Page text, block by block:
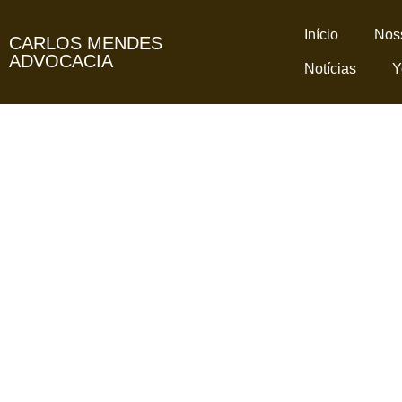
CARLOS MENDES
ADVOCACIA
Início
Notícias
Benefício de pensão